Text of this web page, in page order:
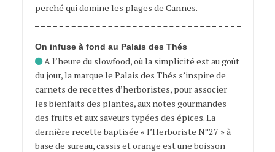
perché qui domine les plages de Cannes.
On infuse à fond au Palais des Thés
A l’heure du slowfood, où la simplicité est au goût
du jour, la marque le Palais des Thés s’inspire de
carnets de recettes d’herboristes, pour associer
les bienfaits des plantes, aux notes gourmandes
des fruits et aux saveurs typées des épices. La
dernière recette baptisée « l’Herboriste N°27 » à
base de sureau, cassis et orange est une boisson